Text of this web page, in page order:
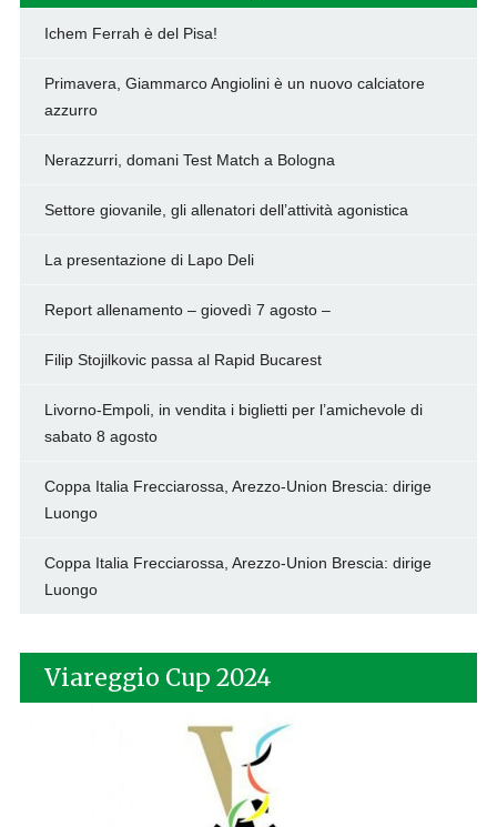
Ichem Ferrah è del Pisa!
Primavera, Giammarco Angiolini è un nuovo calciatore
azzurro
Nerazzurri, domani Test Match a Bologna
Settore giovanile, gli allenatori dell’attività agonistica
La presentazione di Lapo Deli
Report allenamento – giovedì 7 agosto –
Filip Stojilkovic passa al Rapid Bucarest
Livorno-Empoli, in vendita i biglietti per l’amichevole di
sabato 8 agosto
Coppa Italia Frecciarossa, Arezzo-Union Brescia: dirige
Luongo
Coppa Italia Frecciarossa, Arezzo-Union Brescia: dirige
Luongo
Viareggio Cup 2024